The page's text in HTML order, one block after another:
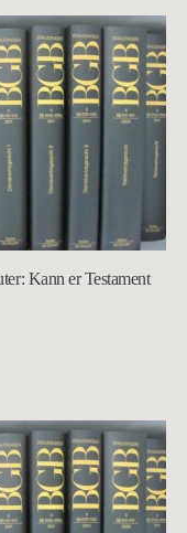
Kann er Testament